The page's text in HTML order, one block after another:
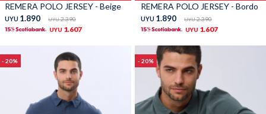
REMERA POLO JERSEY - Beige
UYU 1.890 UYU 2.390
UYU 1.607
REMERA POLO JERSEY - Bordo
UYU 1.890 UYU 2.390
UYU 1.607
20 20